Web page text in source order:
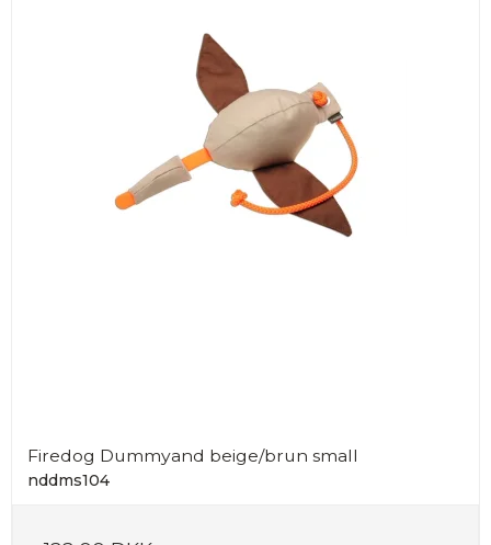
Firedog Dummyand beige/brun small
nddms104